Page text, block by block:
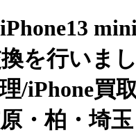
を行いま
/iPhone買
・柏・埼